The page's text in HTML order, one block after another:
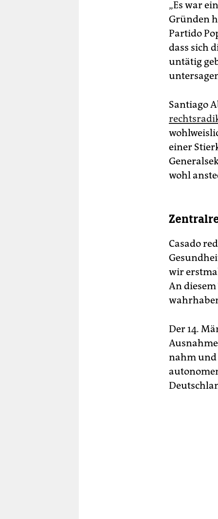
„Es war
Gründen
Partido
dass sich
untätig
Santiago
einer
wohl
Casado
wir
An
Der 14.
nahm und